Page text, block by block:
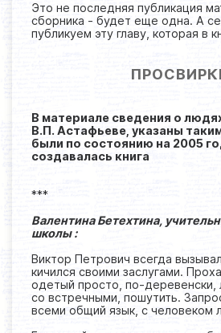
Это не последняя публикация
сборника - будет еще одна. А
публикуем эту главу, которая в
В материале сведения о
В.П. Астафьеве, указаны
были по состоянию на 2005
создавалась книга
***
Валентина Бетехтина,
школы :
Виктор Петрович всегда
кичился своими заслугами.
одетый просто, по-деревенски,
со встречными, пошутить.
всеми общий язык, с человеком